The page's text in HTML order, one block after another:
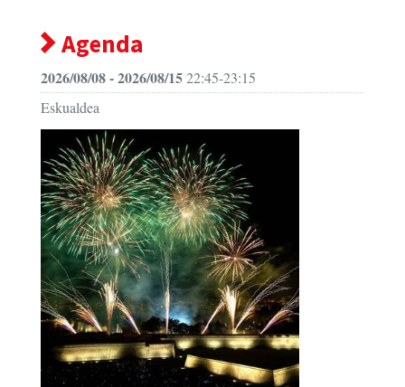
Agenda
2026/08/08 - 2026/08/1522:45-23:15
Eskualdea